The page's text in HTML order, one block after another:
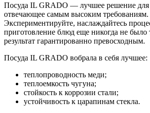
Посуда IL GRADO — лучшее решение
отвечающее самым высоким требованиям.
Экспериментируйте, наслаждайтесь
приготовление блюд еще никогда не было
результат гарантированно превосходным.
Посуда IL GRADO вобрала в себя лучшее:
теплопроводность меди;
теплоемкость чугуна;
стойкость к коррозии стали;
устойчивость к царапинам стекла.